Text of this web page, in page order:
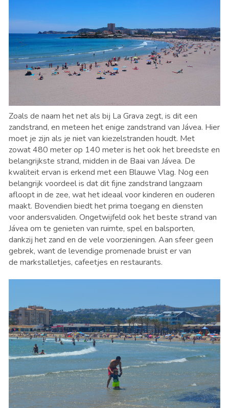
Zoals de naam het net als bij La Grava zegt, is dit een
zandstrand, en meteen het enige zandstrand van Jávea. Hier
moet je zijn als je niet van kiezelstranden houdt. Met
zowat 480 meter op 140 meter is het ook het breedste en
belangrijkste strand, midden in de Baai van Jávea. De
kwaliteit ervan is erkend met een Blauwe Vlag. Nog een
belangrijk voordeel is dat dit fijne zandstrand langzaam
afloopt in de zee, wat het ideaal voor kinderen en ouderen
maakt. Bovendien biedt het prima toegang en diensten
voor andersvaliden. Ongetwijfeld ook het beste strand van
Jávea om te genieten van ruimte, spel en balsporten,
dankzij het zand en de vele voorzieningen. Aan sfeer geen
gebrek, want de levendige promenade bruist er van
de markstalletjes, cafeetjes en restaurants.